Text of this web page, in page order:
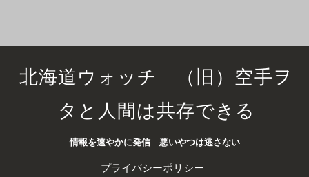
北海道ウォッチ （旧）空手ヲ
タと人間は共存できる
情報を速やかに発信 悪いやつは逃さない
プライバシーポリシー